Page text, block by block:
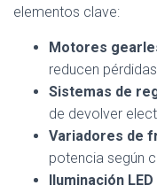
elementos clave:
Motores
reducen
Sistemas de
de devolver
Variadores de
potencia según
Iluminación